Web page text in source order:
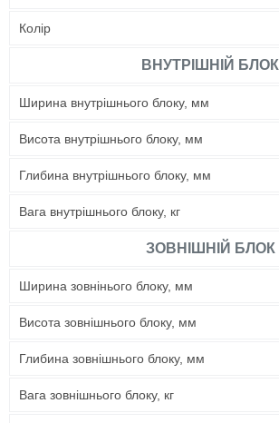
Колір
ВНУТРІШНІЙ БЛОК
Ширина внутрішнього блоку, мм
Висота внутрішнього блоку, мм
Глибина внутрішнього блоку, мм
Вага внутрішнього блоку, кг
ЗОВНІШНІЙ БЛОК
Ширина зовнінього блоку, мм
Висота зовнішнього блоку, мм
Глибина зовнішнього блоку, мм
Вага зовнішнього блоку, кг